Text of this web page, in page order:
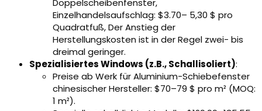
Doppelscheibenfenster,
Einzelhandelsaufschlag: $3.70– 5,30 $ pro
Quadratfuß, Der Anstieg der
Herstellungskosten ist in der Regel zwei- bis
dreimal geringer.
Spezialisiertes Windows (z.B., Schallisoliert):
Preise ab Werk für Aluminium-Schiebefenster
chinesischer Hersteller: $70–79 $ pro m² (MOQ:
1 m²).